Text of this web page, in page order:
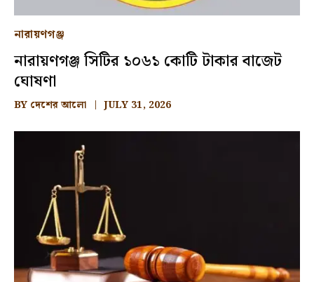
নারায়ণগঞ্জ
নারায়ণগঞ্জ সিটির ১০৬১ কোটি টাকার বাজেট
ঘোষণা
BY দেশের আলো JULY 31, 2026